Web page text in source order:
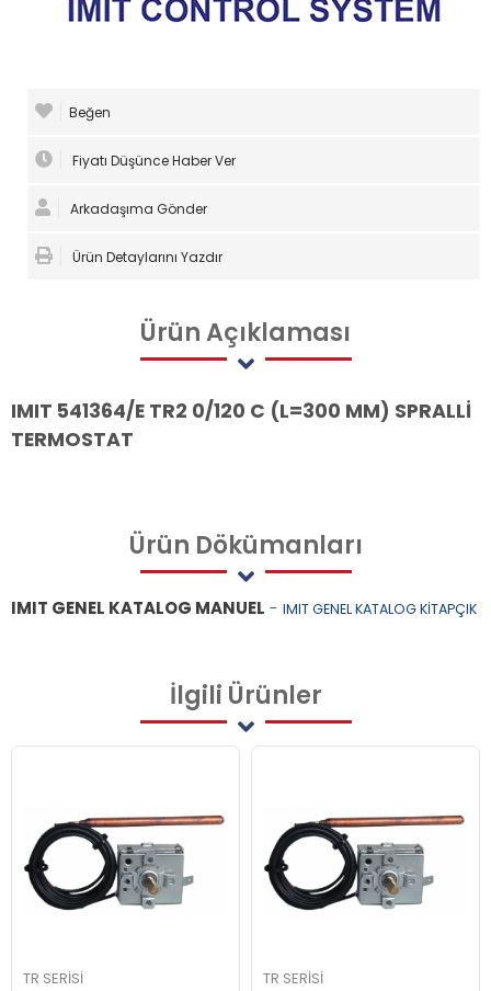
Beğen
Fiyatı Düşünce Haber Ver
Arkadaşıma Gönder
Ürün Detaylarını Yazdır
ÜrünAçıklaması
IMIT 541364/E TR2 0/120 C (L=300 MM) SPRALLİ
TERMOSTAT
Ürün Dökümanları
IMIT GENEL KATALOG MANUEL - IMIT GENEL KATALOG KİTAPÇIK
İlgili Ürünler
TR SERİSİ TR SERİSİ